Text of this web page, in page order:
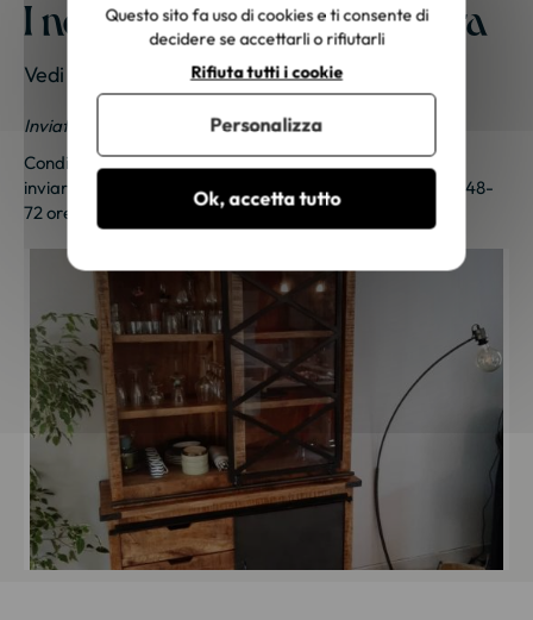
I nostri mobili a casa vostra
Vedi le foto dei nostri clienti
Inviateci le vostre foto; una piccola sorpresa vi aspetta!
Condividi le tue foto e ricevi una sorpresa!Clicca quiper
inviarci le tue foto. Un piccolo regalo ti sarà inviato entro 48-
72 ore lavorative. Grazie per la tua fedeltà!
Questo sito fa uso di cookies e ti consente di
decidere se accettarli o rifiutarli
Ok, accetta tutto
Rifiuta tutti i cookie
Personalizza